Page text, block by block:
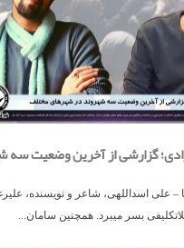
گزارشی از آخرین وضعیت سه
بسر میبرد. همچنین سامان...